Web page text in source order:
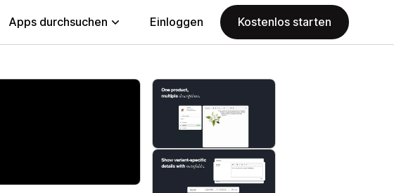
Apps durchsuchen Einloggen Kostenlos starten